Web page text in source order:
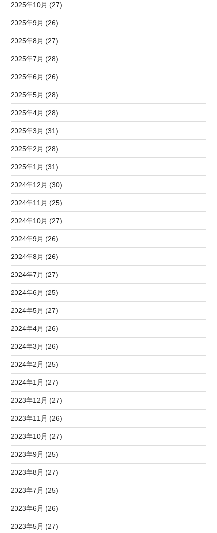
2025年10月 (27)
2025年9月 (26)
2025年8月 (27)
2025年7月 (28)
2025年6月 (26)
2025年5月 (28)
2025年4月 (28)
2025年3月 (31)
2025年2月 (28)
2025年1月 (31)
2024年12月 (30)
2024年11月 (25)
2024年10月 (27)
2024年9月 (26)
2024年8月 (26)
2024年7月 (27)
2024年6月 (25)
2024年5月 (27)
2024年4月 (26)
2024年3月 (26)
2024年2月 (25)
2024年1月 (27)
2023年12月 (27)
2023年11月 (26)
2023年10月 (27)
2023年9月 (25)
2023年8月 (27)
2023年7月 (25)
2023年6月 (26)
2023年5月 (27)